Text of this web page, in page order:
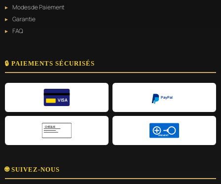
Modes de Paiement
Garantie
FAQ
🔒 PAIEMENTS SÉCURISÉS
VISA
PayPal
CHÈQUE
VIREMENT
🌐 SUIVEZ-NOUS